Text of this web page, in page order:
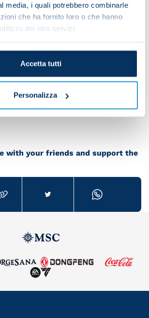
media, i quali potrebbero combinarle
che ha fornito loro o che hanno
dei loro servizi.
Accetta tutti
Personalizza
and Gianluca Gaetano worked
during the training match
today's mini-tournament
with your friends and support the